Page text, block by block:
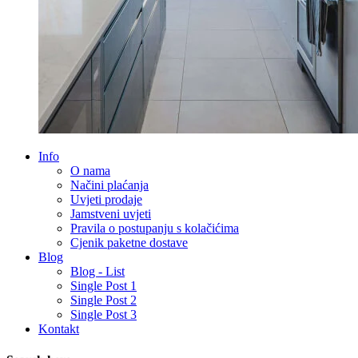
Info
O nama
Načini plaćanja
Uvjeti prodaje
Jamstveni uvjeti
Pravila o postupanju s kolačićima
Cjenik paketne dostave
Blog
Blog - List
Single Post 1
Single Post 2
Single Post 3
Kontakt